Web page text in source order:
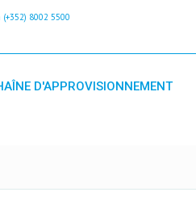
8002 5500
D'APPROVISIONNEMENT